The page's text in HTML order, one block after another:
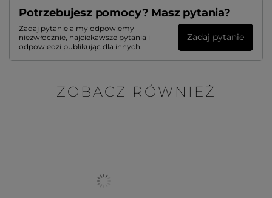
Potrzebujesz pomocy? Masz pytania?
Zadaj pytanie a my odpowiemy
niezwłocznie, najciekawsze pytania i
odpowiedzi publikując dla innych.
Zadaj pytanie
ZOBACZ RÓWNIEŻ